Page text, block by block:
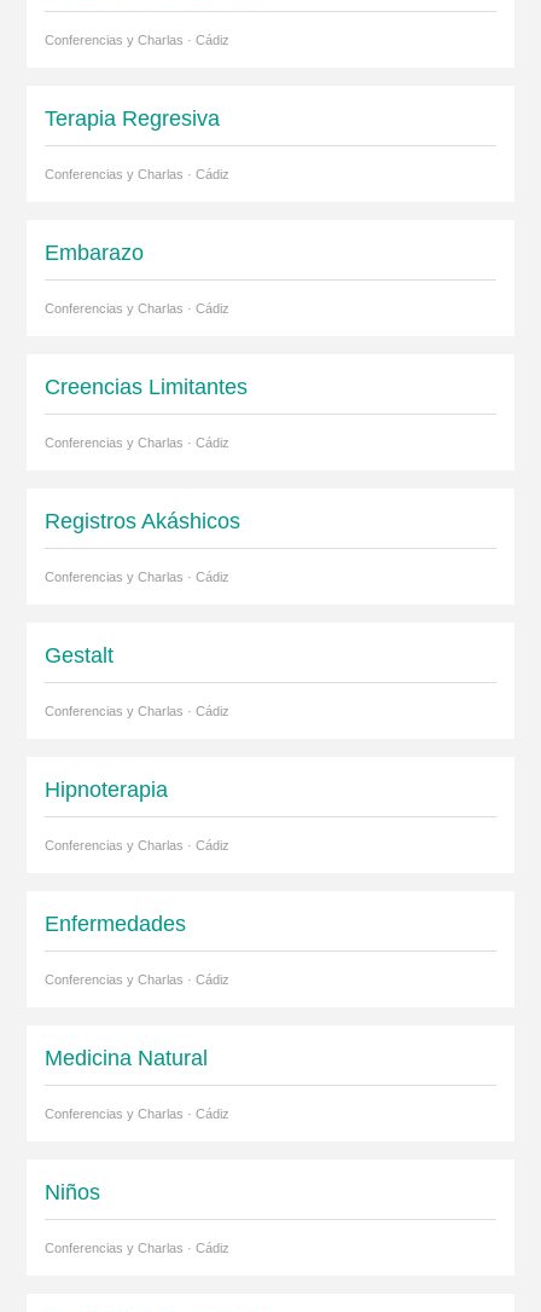
Conferencias y Charlas · Cádiz
Terapia Regresiva
Conferencias y Charlas · Cádiz
Embarazo
Conferencias y Charlas · Cádiz
Creencias Limitantes
Conferencias y Charlas · Cádiz
Registros Akáshicos
Conferencias y Charlas · Cádiz
Gestalt
Conferencias y Charlas · Cádiz
Hipnoterapia
Conferencias y Charlas · Cádiz
Enfermedades
Conferencias y Charlas · Cádiz
Medicina Natural
Conferencias y Charlas · Cádiz
Niños
Conferencias y Charlas · Cádiz